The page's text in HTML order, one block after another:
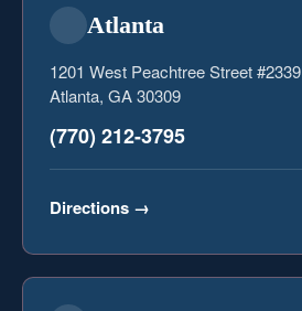
Atlanta
1201 West Peachtree Street #2339
Atlanta, GA 30309
(770) 212-3795
Directions →